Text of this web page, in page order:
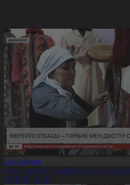
отбасы – тәрбие мен дәстүр
20:19